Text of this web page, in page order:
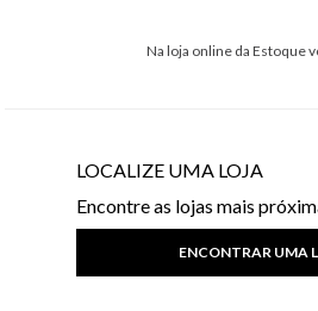
Na loja online da Estoque
LOCALIZE UMA LOJA
Encontre as lojas mais
ENCONTRAR UMA